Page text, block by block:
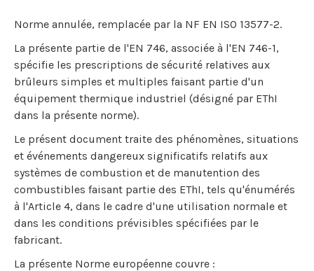
Norme annulée, remplacée par la NF EN ISO 13577-2.
La présente partie de l'EN 746, associée à l'EN 746-1,
spécifie les prescriptions de sécurité relatives aux
brûleurs simples et multiples faisant partie d'un
équipement thermique industriel (désigné par EThI
dans la présente norme).
Le présent document traite des phénomènes, situations
et événements dangereux significatifs relatifs aux
systèmes de combustion et de manutention des
combustibles faisant partie des EThI, tels qu'énumérés
à l'Article 4, dans le cadre d'une utilisation normale et
dans les conditions prévisibles spécifiées par le
fabricant.
La présente Norme européenne couvre :